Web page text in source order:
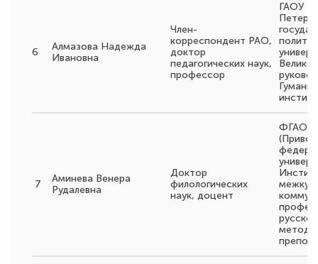
6
Алмазова Надежда
Ивановна
Член-
корреспондент РАО,
доктор
педагогических наук,
профессор
ГАОУ
7
Аминева Венера
Рудалевна
Доктор
филологических
наук, доцент
ФГАОУ